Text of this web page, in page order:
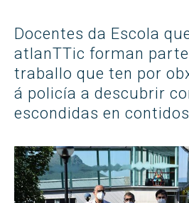
Docentes da Escola
atlanTTic forman
traballo que ten por
á policía a descubrir
escondidas en